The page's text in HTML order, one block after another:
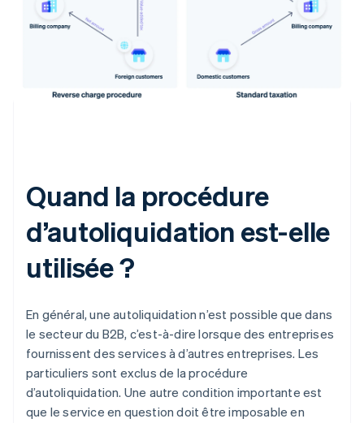
Quand la procédure
d’autoliquidation est-elle
utilisée ?
En général, une autoliquidation n’est possible que dans
le secteur du B2B, c’est-à-dire lorsque des entreprises
fournissent des services à d’autres entreprises. Les
particuliers sont exclus de la procédure
d’autoliquidation. Une autre condition importante est
que le service en question doit être imposable en